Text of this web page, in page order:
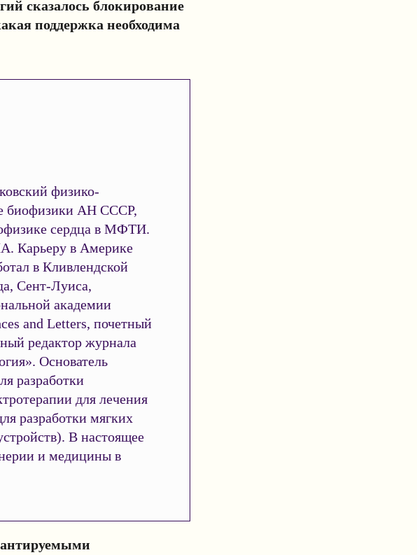
сказалось блокирование
поддержка необходима
физико-
биофизики АН СССР,
сердца в МФТИ.
Карьеру в Америке
в Кливлендской
Сент-Луиса,
академии
and Letters, почетный
редактор журнала
Основатель
разработки
для лечения
разработки мягких
В настоящее
и медицины в